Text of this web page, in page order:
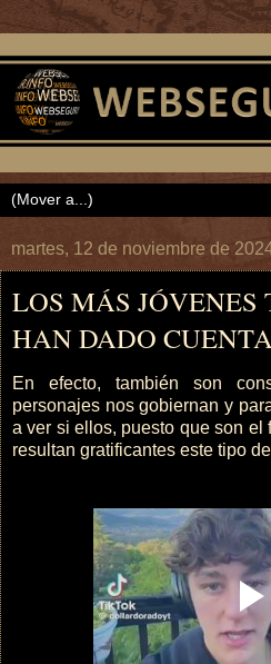
martes, 12 de noviembre de
LOS MÁS JÓVENES
HAN DADO CUENTA
En efecto, también son
personajes nos gobiernan y
a ver si ellos, puesto que son el
resultan gratificantes este tipo